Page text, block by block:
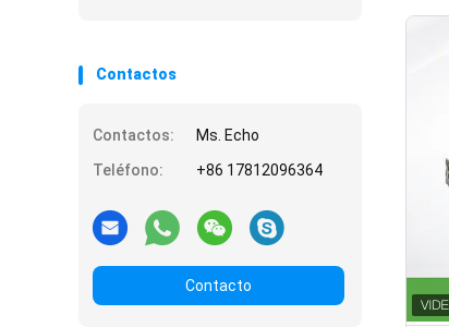
Contactos
Contactos:
Ms. Echo
Teléfono:
+86 17812096364
Contacto